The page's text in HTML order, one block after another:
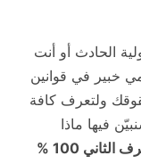
الحادث أو أنت
خبير في قوانين
ولتعرف كافة
فيها ماذا
100 %